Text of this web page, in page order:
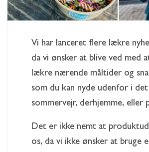
Vi har lanceret flere lækre
da vi ønsker at blive ved med
lækre nærende måltider og
som du kan nyde udenfor i
sommervejr, derhjemme, eller
Det er ikke nemt at
os, da vi ikke ønsker at bruge